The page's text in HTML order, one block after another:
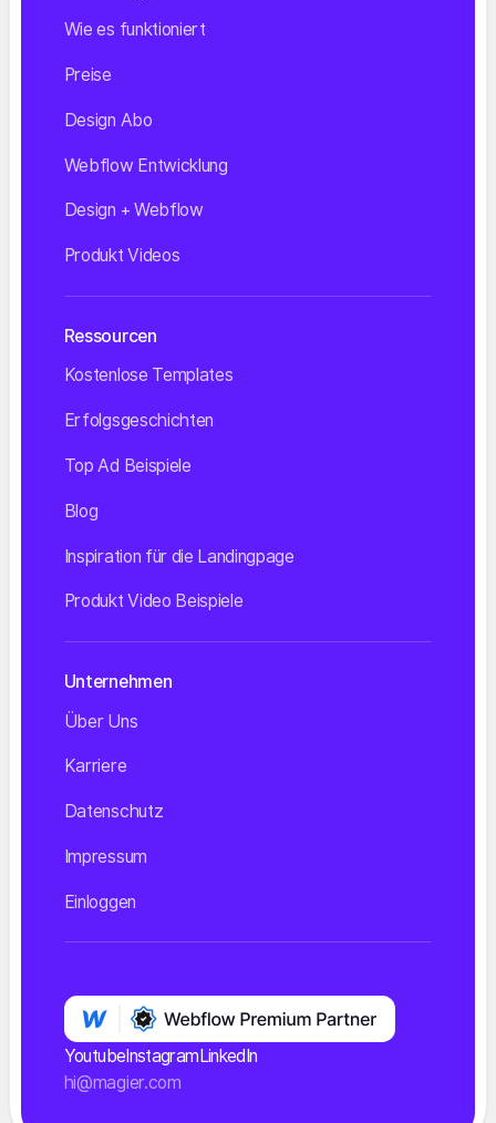
Wie es funktioniert
Preise
Design Abo
Webflow Entwicklung
Design + Webflow
Produkt Videos
Ressourcen
Kostenlose Templates
Erfolgsgeschichten
Top Ad Beispiele
Blog
Inspiration für die Landingpage
Produkt Video Beispiele
Unternehmen
Über Uns
Karriere
Datenschutz
Impressum
Einloggen
YoutubeInstagramLinkedIn
hi@magier.com